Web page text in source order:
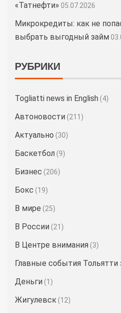
«Татнефти» 05.07.2026
Микрокредиты: как не
выбрать выгодный займ
РУБРИКИ
Togliatti news in English (4)
Автоновости (211)
Актуально (30)
Баскетбол (9)
Бизнес (206)
Бокс (19)
В мире (25)
В России (21)
В Центре внимания (3)
Главные события
Деньги (1)
Жигулевск (12)